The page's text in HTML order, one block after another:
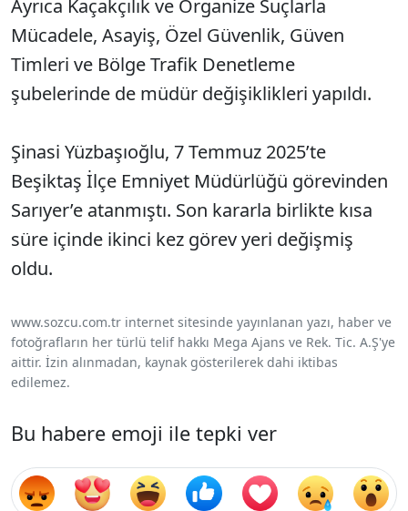
Ayrıca Kaçakçılık ve Organize Suçlarla
Mücadele, Asayiş, Özel Güvenlik, Güven
Timleri ve Bölge Trafik Denetleme
şubelerinde de müdür değişiklikleri yapıldı.
Şinasi Yüzbaşıoğlu, 7 Temmuz 2025’te
Beşiktaş İlçe Emniyet Müdürlüğü görevinden
Sarıyer’e atanmıştı. Son kararla birlikte kısa
süre içinde ikinci kez görev yeri değişmiş
oldu.
www.sozcu.com.tr internet sitesinde yayınlanan yazı, haber ve
fotoğrafların her türlü telif hakkı Mega Ajans ve Rek. Tic. A.Ş'ye
aittir. İzin alınmadan, kaynak gösterilerek dahi iktibas
edilemez.
Bu habere emoji ile tepki ver